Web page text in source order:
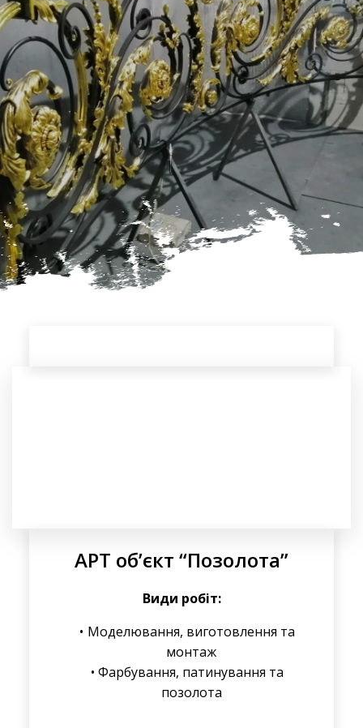
АРТ об’єкт “Позолота”
Види робіт:
Моделювання, виготовлення та
монтаж
Фарбування, патинування та
позолота